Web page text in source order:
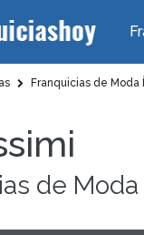
Franquicias de
de